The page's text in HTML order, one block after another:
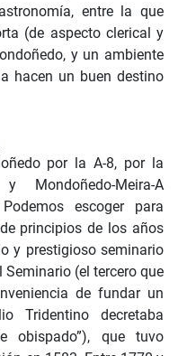
entre la que
(de aspecto clerical y
y un ambiente
hacen un buen destino
por la A-8, por la
Mondoñedo-Meira-A
escoger para
principios de los años
y prestigioso seminario
(el tercero que
de fundar un
Tridentino decretaba
obispado”), que tuvo